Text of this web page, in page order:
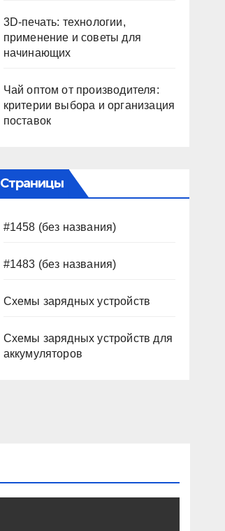
3D-печать: технологии,
применение и советы для
начинающих
Чай оптом от производителя:
критерии выбора и организация
поставок
Страницы
#1458 (без названия)
#1483 (без названия)
Схемы зарядных устройств
Схемы зарядных устройств для
аккумуляторов